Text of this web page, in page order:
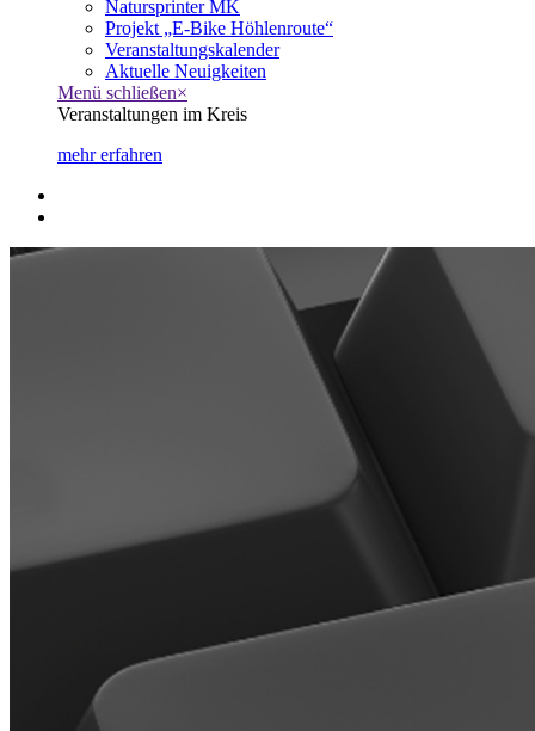
Natursprinter MK
Projekt „E-Bike Höhlenroute“
Veranstaltungskalender
Aktuelle Neuigkeiten
Menü schließen×
Veranstaltungen im Kreis
mehr erfahren